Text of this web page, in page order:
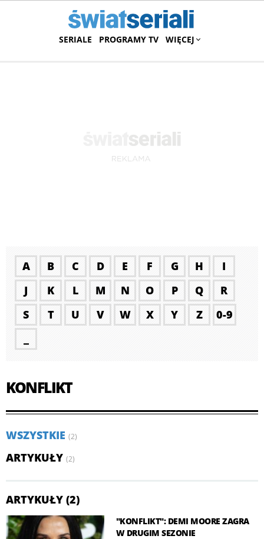
SERIALE PROGRAMY TV WIĘCEJ
A B C D E F G H
I
J
K L M N O P Q
R
S
T U V W X Y Z
0-9
KONFLIKT
WSZYSTKIE (2)
ARTYKUŁY (2)
ARTYKUŁY (2)
"KONFLIKT": DEMI MOORE ZAGRA
W DRUGIM SEZONIE